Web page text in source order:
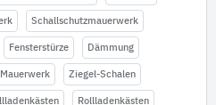
Schallschutzmauerwerk
Fensterstürze Dämmung
Ziegel-Schalen
Rollladenkästen